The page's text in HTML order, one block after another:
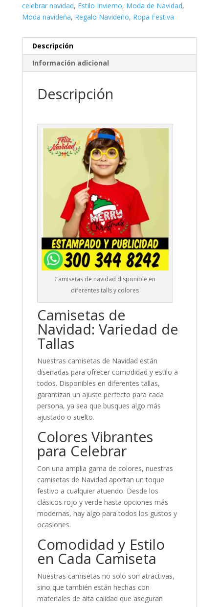
celebrar navidad, Estilo Invierno, Moda de Navidad,
Moda navideña, Regalo Navideño, Ropa Festiva
Descripción
Información adicional
Descripción
Camisetas de navidad disponible en
diferentes talls y colores
Camisetas de
Navidad: Variedad de
Tallas
Nuestras camisetas de Navidad están
diseñadas para ofrecer comodidad y estilo a
todos. Disponibles en diferentes tallas,
garantizan un ajuste perfecto para cada
persona, ya sea que busques algo más
ajustado o suelto.
Colores Vibrantes
para Celebrar
Con una amplia gama de colores, nuestras
camisetas de Navidad aportan un toque
festivo a cualquier atuendo. Desde los
clásicos rojo y verde hasta opciones más
modernas, hay algo para todos los gustos y
ocasiones.
Comodidad y Estilo
en Cada Camiseta
Nuestras camisetas no solo son atractivas,
sino que también están hechas con
materiales de alta calidad que aseguran